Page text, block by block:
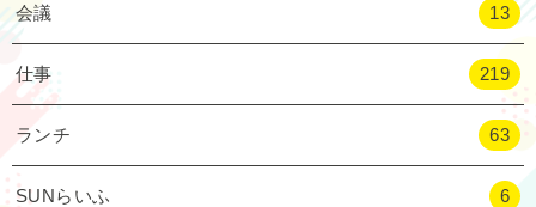
会議 13
仕事 219
ランチ 63
SUNらいふ 6